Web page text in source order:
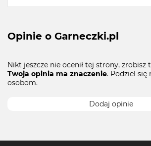
Opinie o Garneczki.pl
Nikt jeszcze nie ocenił tej strony, zrobisz
Twoja opinia ma znaczenie. Podziel
osobom.
Dodaj opinie